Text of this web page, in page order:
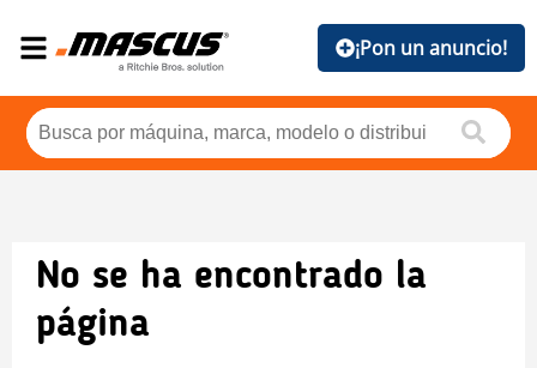
¡Pon un anuncio!
No se ha encontrado la
página